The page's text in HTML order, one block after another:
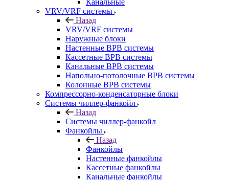
Канальные
VRV/VRF системы
Назад
VRV/VRF системы
Наружные блоки
Настенные ВРВ системы
Кассетные ВРВ системы
Канальные ВРВ системы
Напольно-потолочные ВРВ системы
Колонные ВРВ системы
Компрессорно-конденсаторные блоки
Системы чиллер-фанкойл
Назад
Системы чиллер-фанкойл
Фанкойлы
Назад
Фанкойлы
Настенные фанкойлы
Кассетные фанкойлы
Канальные фанкойлы